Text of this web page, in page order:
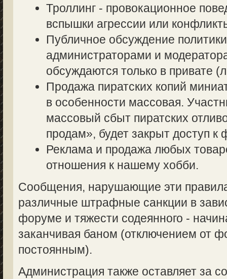
Троллинг - провокационное
вспышки агрессии или
Публичное обсуждение
администраторами и
обсуждаются только в привате
Продажа пиратских копий
в особенности массовая.
массовый сбыт пиратских
продам», будет закрыт доступ к
Реклама и продажа любых
отношения к нашему хобби.
Сообщения, нарушающие эти
различные штрафные санкции в
форуме и тяжести содеянного -
заканчивая баном (отключением от
постоянным).
Администрация также оставляет за